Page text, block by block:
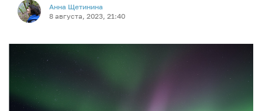
Анна Щетинина
8 августа, 2023, 21:40